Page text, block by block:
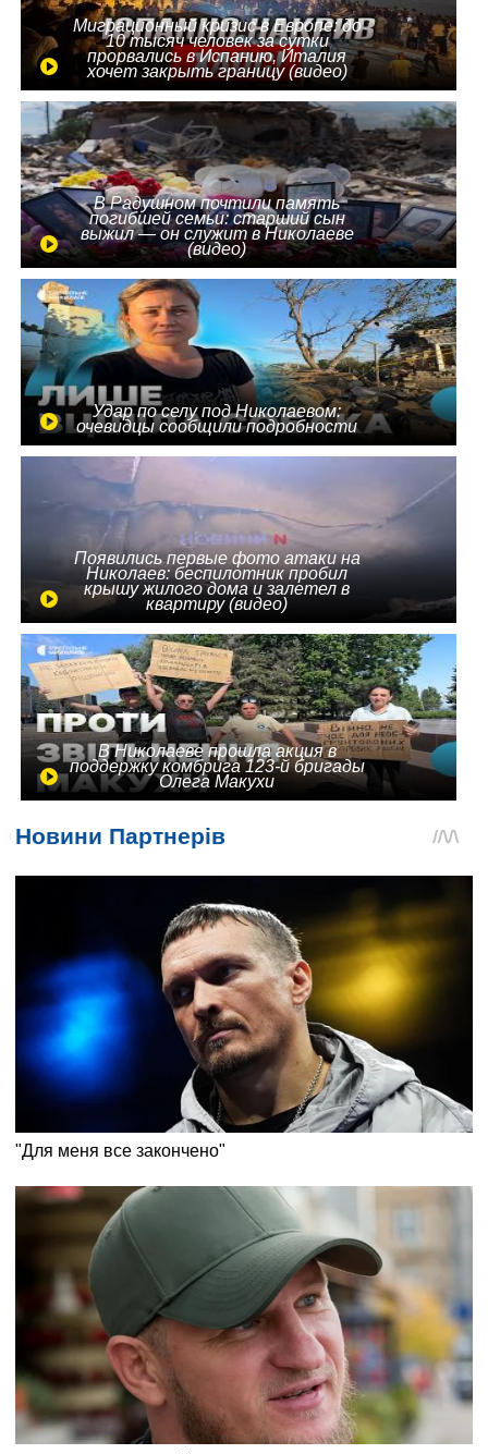
Миграционный кризис в Европе: до
10 тысяч человек за сутки
прорвались в Испанию, Италия
хочет закрыть границу (видео)
В Радушном почтили память
погибшей семьи: старший сын
выжил — он служит в Николаеве
(видео)
Удар по селу под Николаевом:
очевидцы сообщили подробности
Появились первые фото атаки на
Николаев: беспилотник пробил
крышу жилого дома и залетел в
квартиру (видео)
В Николаеве прошла акция в
поддержку комбрига 123-й бригады
Олега Макухи